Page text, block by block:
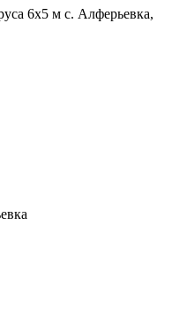
6х5 м с. Алферьевка,